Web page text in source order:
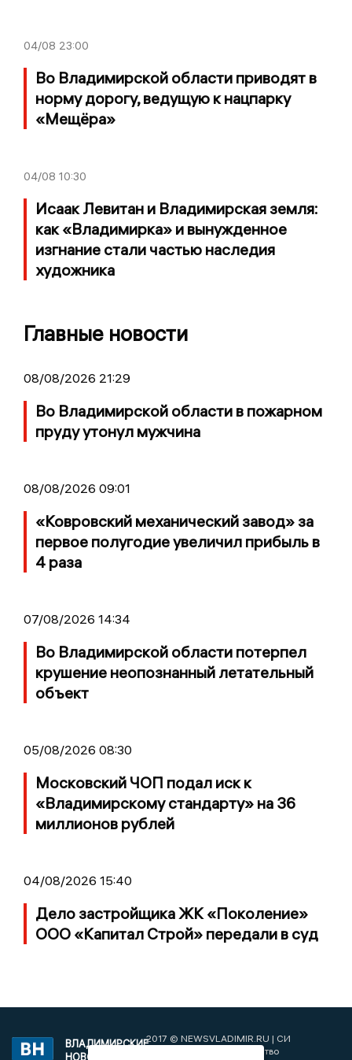
04/08 23:00
Во Владимирской области приводят в
норму дорогу, ведущую к нацпарку
«Мещёра»
04/08 10:30
Исаак Левитан и Владимирская земля:
как «Владимирка» и вынужденное
изгнание стали частью наследия
художника
Главные новости
08/08/2026 21:29
Во Владимирской области в пожарном
пруду утонул мужчина
08/08/2026 09:01
«Ковровский механический завод» за
первое полугодие увеличил прибыль в
4 раза
07/08/2026 14:34
Во Владимирской области потерпел
крушение неопознанный летательный
объект
05/08/2026 08:30
Московский ЧОП подал иск к
«Владимирскому стандарту» на 36
миллионов рублей
04/08/2026 15:40
Дело застройщика ЖК «Поколение»
ООО «Капитал Строй» передали в суд
ВЛАДИМИРСКИЕ
НОВОСТИ
2017 © NEWSVLADIMIR.RU | СИ
«Информационное агентство